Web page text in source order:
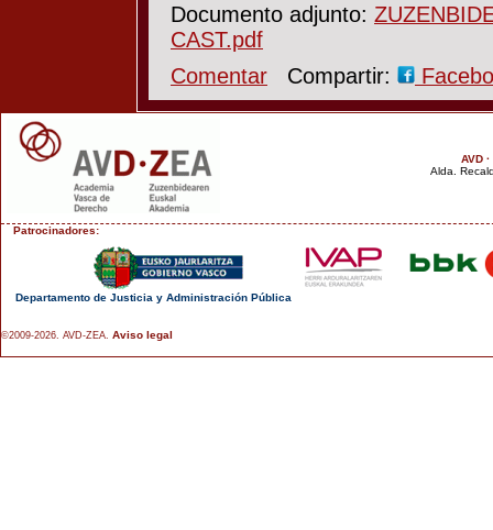
Documento adjunto:
CAST.pdf
Comentar
Compartir:
AVD
Alda.
Patrocinadores:
Departamento de Justicia y Administración Pública
©2009-2026. AVD-ZEA. Aviso legal